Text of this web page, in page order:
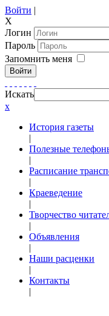
Войти |
X
Логин
Пароль
Запомнить меня
Войти
Искать
x
История газеты
|
Полезные
|
Расписание
|
Краеведение
|
Творчество
|
Объявления
|
Наши расценки
|
Контакты
|